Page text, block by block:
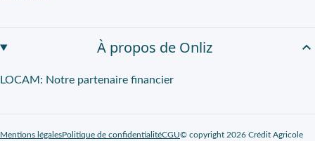
À propos de Onliz
LOCAM: Notre partenaire financier
Mentions légalesPolitique de confidentialitéCGU© copyright 2026 Crédit Agricole